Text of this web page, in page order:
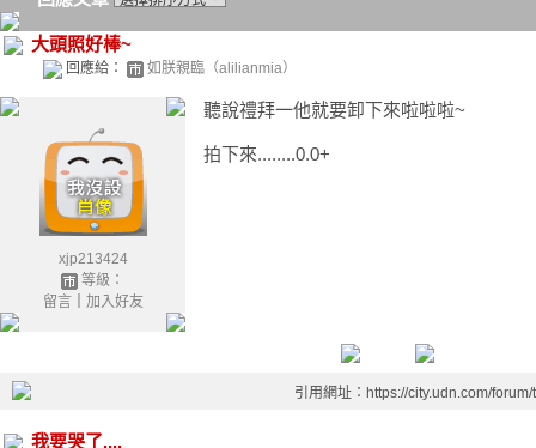
大頭照好棒~
回應給： 如朕親臨（alilianmia）
xjp213424
等級：
留言｜ 加入好友
聽說禮拜一他就要卸下來啦啦啦~
拍下來........0.0+
引用網址：https://city.udn.com/
我要哭了....